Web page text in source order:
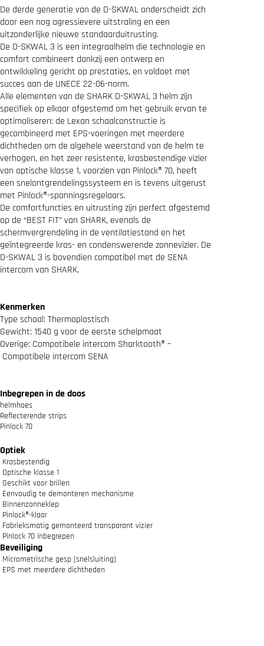
E
M
a
t
B
l
a
c
k
A
n
t
h
r
c
i
t
e
S
i
v
e
r
n
t
a
l
De derde generatie van de D-SKWAL onderscheidt zich
door een nog agressievere uitstraling en een
uitzonderlijke nieuwe standaarduitrusting.
De D-SKWAL 3 is een integraalhelm die technologie en
comfort combineert dankzij een ontwerp en
ontwikkeling gericht op prestaties, en voldoet met
succes aan de UNECE 22-06-norm.
Alle elementen van de SHARK D-SKWAL 3 helm zijn
specifiek op elkaar afgestemd om het gebruik ervan te
optimaliseren: de Lexan schaalconstructie is
gecombineerd met EPS-voeringen met meerdere
dichtheden om de algehele weerstand van de helm te
verhogen, en het zeer resistente, krasbestendige vizier
van optische klasse 1, voorzien van Pinlock® 70, heeft
een snelontgrendelingssysteem en is tevens uitgerust
met Pinlock®-spanningsregelaars.
De comfortfuncties en uitrusting zijn perfect afgestemd
op de “BEST FIT” van SHARK, evenals de
schermvergrendeling in de ventilatiestand en het
geïntegreerde kras- en condenswerende zonnevizier. De
D-SKWAL 3 is bovendien compatibel met de SENA
intercom van SHARK.
Kenmerken
Type schaal: Thermoplastisch
Gewicht: 1540 g voor de eerste schelpmaat
Overige: Compatibele intercom Sharktooth® –
Compatibele intercom SENA
Inbegrepen in de doos
helmhoes
Reflecterende strips
Pinlock 70
Optiek
Krasbestendig
Optische klasse 1
Geschikt voor brillen
Eenvoudig te demonteren mechanisme
Binnenzonneklep
Pinlock®-klaar
Fabrieksmatig gemonteerd transparant vizier
Pinlock 70 inbegrepen
Beveiliging
Micrometrische gesp (snelsluiting)
EPS met meerdere dichtheden